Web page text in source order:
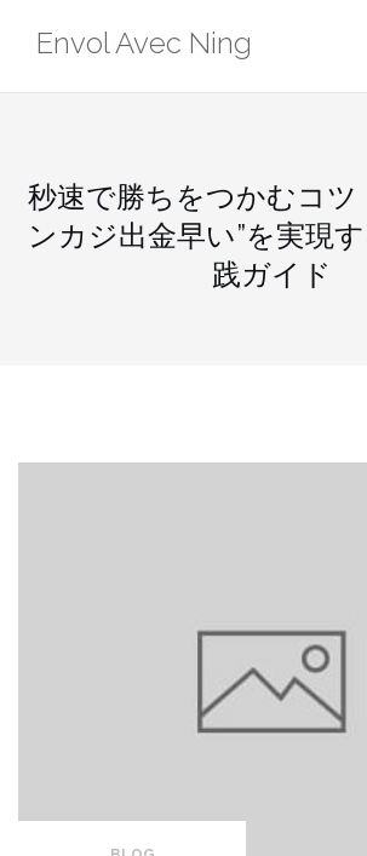
Envol Avec Ning
秒速で勝ちをつかむコツ
ンカジ出金早い”を実現
践ガイド